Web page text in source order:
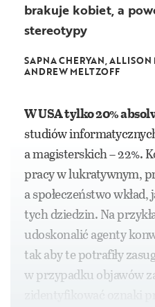
brakuje kobiet, a
stereotypy
SAPNA CHERYAN, ALLISON
ANDREW MELTZOFF
W USA tylko 20%
studiów
a magisterskich – 22%.
pracy w lukratywnym,
a społeczeństwo
tych dziedzin. Na
udoskonalić agenty
tak aby te potrafiły
w przypadku objawów